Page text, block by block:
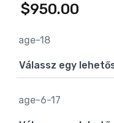
$950.00
age-18
age-6-17